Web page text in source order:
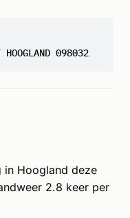
098032
in Hoogland deze
2.8 keer per